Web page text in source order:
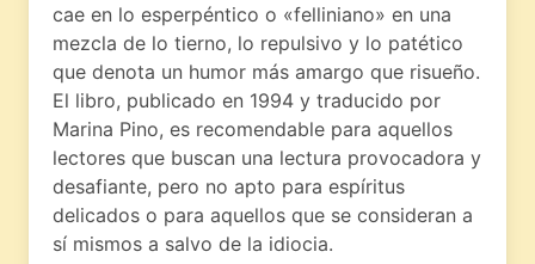
cae en lo esperpéntico o «felliniano» en una
mezcla de lo tierno, lo repulsivo y lo patético
que denota un humor más amargo que risueño.
El libro, publicado en 1994 y traducido por
Marina Pino, es recomendable para aquellos
lectores que buscan una lectura provocadora y
desafiante, pero no apto para espíritus
delicados o para aquellos que se consideran a
sí mismos a salvo de la idiocia.